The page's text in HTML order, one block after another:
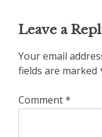
Leave a
Your email
fields are marked
Comment*